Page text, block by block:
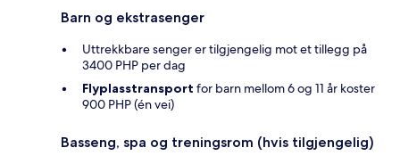
Barn og ekstrasenger
Uttrekkbare senger er tilgjengelig mot et tillegg på
3400 PHP per dag
Flyplasstransport for barn mellom 6 og 11 år koster
900 PHP (én vei)
Basseng, spa og treningsrom (hvis tilgjengelig)